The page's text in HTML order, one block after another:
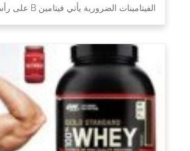
الفيتامينات الضرورية يأتي فيتامين B على رأس…